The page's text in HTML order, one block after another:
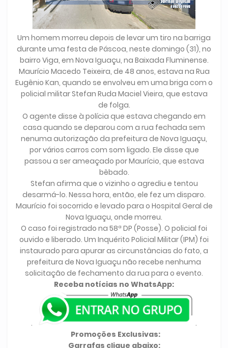
Um homem morreu depois de levar um tiro na barriga
durante uma festa de Páscoa, neste domingo (31), no
bairro Viga, em Nova Iguaçu, na Baixada Fluminense.
Maurício Macedo Teixeira, de 48 anos, estava na Rua
Eugênio Kan, quando se envolveu em uma briga com o
policial militar Stefan Ruda Maciel Vieira, que estava
de folga.
O agente disse à polícia que estava chegando em
casa quando se deparou com a rua fechada sem
nenuma autorização da prefeitura de Nova Iguaçu,
por vários carros com som ligado. Ele disse que
passou a ser ameaçado por Maurício, que estava
bêbado.
Stefan afirma que o vizinho o agrediu e tentou
desarmá-lo. Nessa hora, então, ele fez um disparo.
Maurício foi socorrido e levado para o Hospital Geral de
Nova Iguaçu, onde morreu.
O caso foi registrado na 58ª DP (Posse). O policial foi
ouvido e liberado. Um Inquérito Policial Militar (IPM) foi
instaurado para apurar as circunstâncias do fato, a
prefeitura de Nova Iguaçu não recebe nenhuma
solicitação de fechamento da rua para o evento.
Receba notícias no WhatsApp:
.
.
Promoções Exclusivas:
Garrafas clique abaixo: